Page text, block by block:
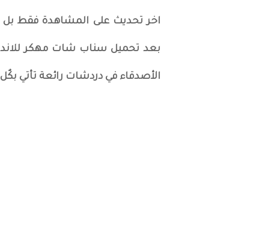
اخر تحديث على المشاهدة فقط
بعد تحميل سناب شات مهكر
الأصدقاء في دردشات رائعة تأتي